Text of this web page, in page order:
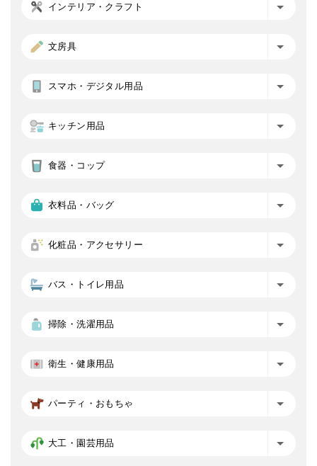
インテリア・クラフト
文房具
スマホ・デジタル用品
キッチン用品
食器・コップ
衣料品・バッグ
化粧品・アクセサリー
バス・トイレ用品
掃除・洗濯用品
衛生・健康用品
パーティ・おもちゃ
大工・園芸用品